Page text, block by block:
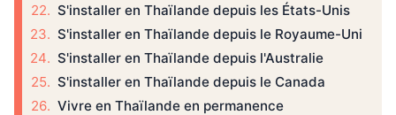
S'installer en Thaïlande depuis les États-Unis
S'installer en Thaïlande depuis le Royaume-Uni
S'installer en Thaïlande depuis l'Australie
S'installer en Thaïlande depuis le Canada
Vivre en Thaïlande en permanence